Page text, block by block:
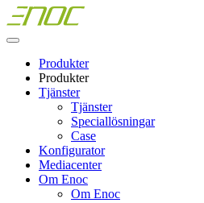
Skip
to
content
Produkter
Produkter
Tjänster
Tjänster
Speciallösningar
Case
Konfigurator
Mediacenter
Om Enoc
Om Enoc